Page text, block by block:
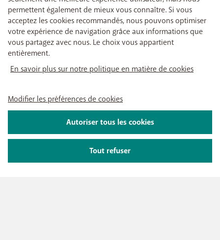
permettent également de mieux vous connaître. Si vous
acceptez les cookies recommandés, nous pouvons optimiser
votre expérience de navigation grâce aux informations que
vous partagez avec nous. Le choix vous appartient
entièrement.
En savoir plus sur notre politique en matière de cookies
Modifier les préférences de cookies
Tout refuser
Autoriser tous les cookies